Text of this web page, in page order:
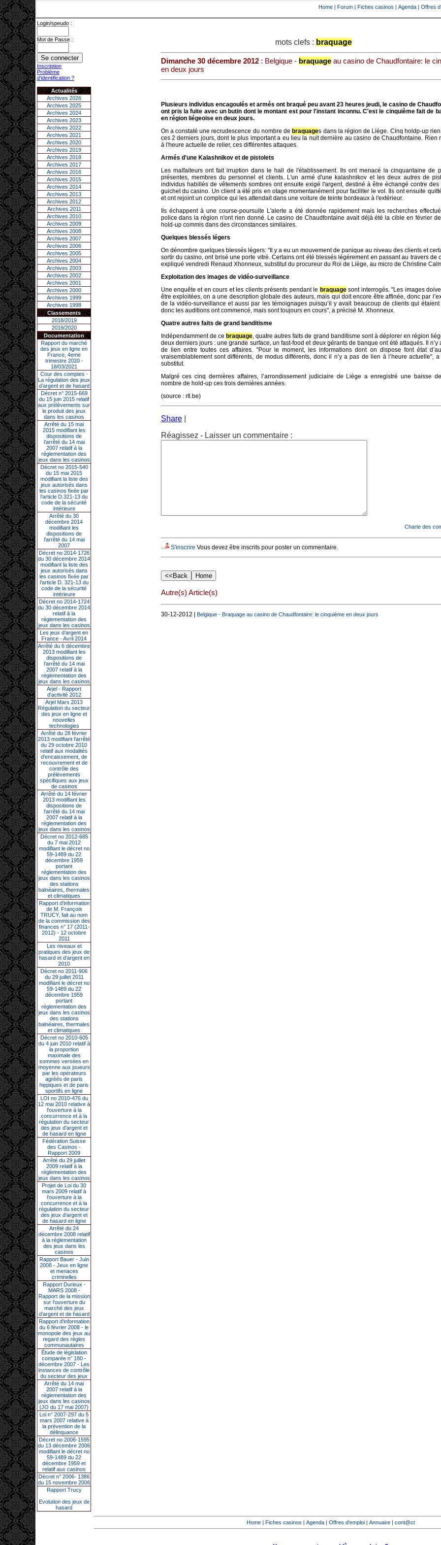
Home | Forum | Fiches casinos | Agenda | Offres
Login/speudo :
Mot de Passe :
Inscription
Problème
d'identification ?
Actualités
Archives 2026
Archives 2025
Archives 2024
Archives 2023
Archives 2022
Archives 2021
Archives 2020
Archives 2019
Archives 2018
Archives 2017
Archives 2016
Archives 2015
Archives 2014
Archives 2013
Archives 2012
Archives 2011
Archives 2010
Archives 2009
Archives 2008
Archives 2007
Archives 2006
Archives 2005
Archives 2004
Archives 2003
Archives 2002
Archives 2001
Archives 2000
Archives 1999
Archives 1998
Classements
2018/2019
2019/2020
Documentation
Rapport du marché
des jeux en ligne en
France, 4eme
trimestre 2020 -
18/03/2021
Cour des comptes -
La régulation des jeux
d’argent et de hasard
Décret n° 2015-669
du 15 juin 2015 relatif
aux prélèvements sur
le produit des jeux
dans les casinos
Arrêté du 15 mai
2015 modifiant les
dispositions de
l’arrêté du 14 mai
2007 relatif à la
réglementation des
jeux dans les casinos
Décret no 2015-540
du 15 mai 2015
modifiant la liste des
jeux autorisés dans
les casinos fixée par
l’article D.321-13 du
code de la sécurité
intérieure
Arrêté du 30
décembre 2014
modifiant les
dispositions de
l’arrêté du 14 mai
2007
Décret no 2014-1726
du 30 décembre 2014
modifiant la liste des
jeux autorisés dans
les casinos fixée par
l’article D. 321-13 du
code de la sécurité
intérieure
Décret no 2014-1724
du 30 décembre 2014
relatif à la
réglementation des
jeux dans les casinos
Les jeux d’argent en
France - Avril 2014
Arrêté du 6 décembre
2013 modifiant les
dispositions de
l’arrêté du 14 mai
2007 relatif à la
réglementation des
jeux dans les casinos
Arjel - Rapport
d'activité 2012
Arjel Mars 2013
Régulation du secteur
des jeux en ligne et
nouvelles
technologies
Arrêté du 28 février
2013 modifiant l'arrêté
du 29 octobre 2010
relatif aux modalités
d'encaissement, de
recouvrement et de
contrôle des
prélèvements
spécifiques aux jeux
de casinos
Arrêté du 14 février
2013 modifiant les
dispositions de
l'arrêté du 14 mai
2007 relatif à la
réglementation des
jeux dans les casinos
Décret no 2012-685
du 7 mai 2012
modifiant le décret no
59-1489 du 22
décembre 1959
portant
réglementation des
jeux dans les casinos
des stations
balnéaires, thermales
et climatiques
Rapport d'information
de M. François
TRUCY, fait au nom
de la commission des
finances n° 17 (2011-
2012) - 12 octobre
2011
Les niveaux et
pratiques des jeux de
hasard et d’argent en
2010
Décret no 2011-906
du 29 juillet 2011
modifiant le décret no
59-1489 du 22
décembre 1959
portant
réglementation des
jeux dans les casinos
des stations
balnéaires, thermales
et climatiques
Décret no 2010-605
du 4 juin 2010 relatif à
la proportion
maximale des
sommes versées en
moyenne aux joueurs
par les opérateurs
agréés de paris
hippiques et de paris
sportifs en ligne
LOI no 2010-476 du
12 mai 2010 relative à
l’ouverture à la
concurrence et à la
régulation du secteur
des jeux d’argent et
de hasard en ligne
Fédération Suisse
des Casinos -
Rapport 2009
Arrêté du 29 juillet
2009 relatif à la
réglementation des
jeux dans les casinos
Projet de Loi du 30
mars 2009 relatif à
l’ouverture à la
concurrence et à la
régulation du secteur
des jeux d’argent et
de hasard en ligne
Arrêté du 24
décembre 2008 relatif
à la réglementation
des jeux dans les
casinos
Rapport Bauer - Juin
2008 - Jeux en ligne
et menaces
criminelles
Rapport Durieux -
MARS 2008 -
Rapport de la mission
sur l’ouverture du
marché des jeux
d’argent et de hasard
Rapport d'information
du 6 février 2008 - le
monopole des jeux au
regard des règles
communautaires
Étude de législation
comparée n° 180 -
décembre 2007 - Les
instances de contrôle
du secteur des jeux
Arrêté du 14 mai
2007 relatif à la
réglementation des
jeux dans les casinos
(JO du 17 mai 2007)
Loi n° 2007-297 du 5
mars 2007 relative à
la prévention de la
délinquance
Décret no 2006-1595
du 13 décembre 2006
modifiant le décret no
59-1489 du 22
décembre 1959 et
relatif aux casinos
Décret n° 2006- 1386
du 15 novembre 2006
Rapport Trucy
Evolution des jeux de
hasard
mots clefs : braquage
Dimanche 30 décembre 2012: Belgique - braquageau casino de Chaudfontaire: le
en deux jours
Plusieurs individus encagoulés et armés ont braqué peu avant 23 heures jeudi, le casino de
ont pris la fuite avec un butin dont le montant est pour l'instant inconnu. C'est le cinquième fait de
en région liégeoise en deux jours.
On a constaté une recrudescence du nombre de braquages dans la région de Liège. Cinq holdp-up
ces 2 derniers jours, dont le plus important a eu lieu la nuit dernière au casino de Chaudfontaine. Rien
à l'heure actuelle de relier, ces différentes attaques.
Armés d'une Kalashnikov et de pistolets
Les malfaiteurs ont fait irruption dans le hall de l'établissement. Ils ont menacé la cinquantaine de
présentes, membres du personnel et clients. L'un armé d'une kalashnikov et les deux autres de
individus habillés de vêtements sombres ont ensuite exigé l'argent, destiné à être échangé contre des
guichet du casino. Un client a été pris en otage momentanément pour faciliter le vol. Ils ont ensuite
et ont rejoint un complice qui les attendait dans une voiture de teinte bordeaux à l'extérieur.
Ils échappent à une course-poursuite L'alerte a été donnée rapidement mais les recherches
police dans la région n'ont rien donné. Le casino de Chaudfontaine avait déjà été la cible en février
hold-up commis dans des circonstances similaires.
Quelques blessés légers
On dénombre quelques blessés légers: "Il y a eu un mouvement de panique au niveau des clients et
sortir du casino, ont brisé une porte vitré. Certains ont été blessés légèrement en passant au travers de
expliqué vendredi Renaud Xhonneux, substitut du procureur du Roi de Liège, au micro de Christine
Exploitation des images de vidéo-surveillance
Une enquête et en cours et les clients présents pendant le braquagesont interrogés. "Les images
être exploitées, on a une description globale des auteurs, mais qui doit encore être affinée, donc par
de la vidéo-surveillance et aussi par les témoignages puisqu’il y avait beaucoup de clients qui étaient
donc les auditions ont commencé, mais sont toujours en cours", a précisé M. Xhonneux.
Quatre autres faits de grand banditisme
Indépendamment de ce braquage, quatre autres faits de grand banditisme sont à déplorer en région
deux derniers jours : une grande surface, un fast-food et deux gérants de banque ont été attaqués. Il n’y
de lien entre toutes ces affaires. "Pour le moment, les informations dont on dispose font état
vraisemblablement sont différents, de modus différents, donc il n’y a pas de lien à l’heure actuelle",
substitut.
Malgré ces cinq dernières affaires, l’arrondissement judiciaire de Liège a enregistré une baisse
nombre de hold-up ces trois dernières années.
(source : rtl.be)
Share
Réagissez - Laisser un commentaire :
Charte des
S'inscrire Vous devez être inscrits pour poster un commentaire.
Autre(s) Article(s)
30-12-2012 | Belgique - Braquage au casino de Chaudfontaire: le cinquième en deux jours
Home | Fiches casinos | Agenda | Offres d'emploi | Annuaire | cont@ct